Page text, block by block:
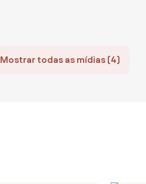
Mostrar todas as mídias (4)